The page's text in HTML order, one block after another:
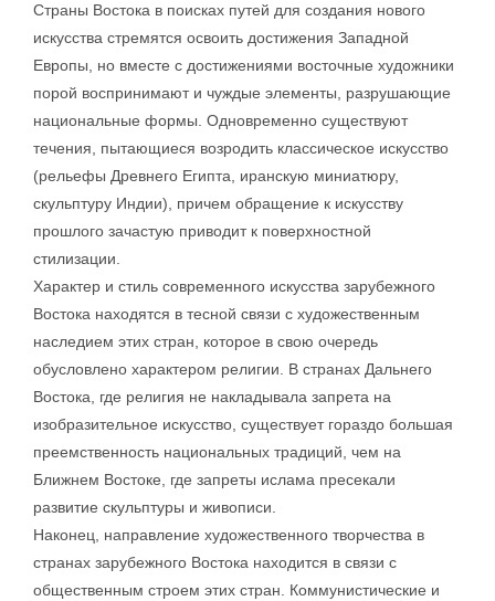
Страны Востока в поисках путей для создания нового
искусства стремятся освоить достижения Западной
Европы, но вместе с достижениями восточные художники
порой воспринимают и чуждые элементы, разрушающие
национальные формы. Одновременно существуют
течения, пытающиеся возродить классическое искусство
(рельефы Древнего Египта, иранскую миниатюру,
скульптуру Индии), причем обращение к искусству
прошлого зачастую приводит к поверхностной
стилизации.
Характер и стиль современного искусства зарубежного
Востока находятся в тесной связи с художественным
наследием этих стран, которое в свою очередь
обусловлено характером религии. В странах Дальнего
Востока, где религия не накладывала запрета на
изобразительное искусство, существует гораздо большая
преемственность национальных традиций, чем на
Ближнем Востоке, где запреты ислама пресекали
развитие скульптуры и живописи.
Наконец, направление художественного творчества в
странах зарубежного Востока находится в связи с
общественным строем этих стран. Коммунистические и